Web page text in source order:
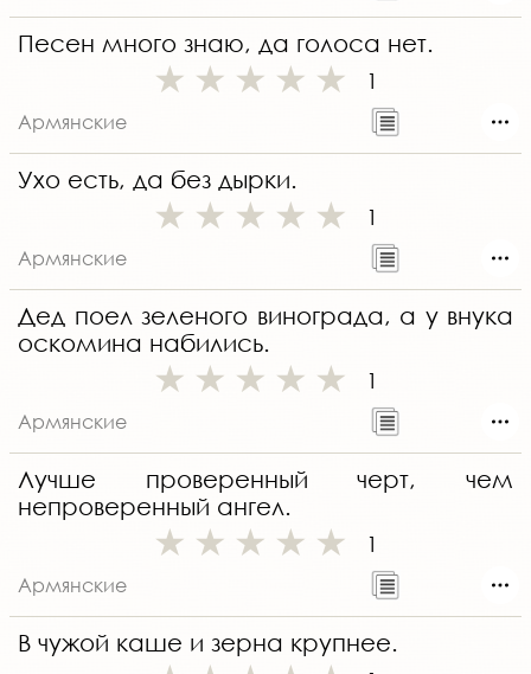
Песен много знаю, да голоса нет.
1
Армянские
Ухо есть, да без дырки.
1
Армянские
Дед поел зеленого винограда, а у внука
оскомина набились.
1
Армянские
Лучше проверенный черт, чем
непроверенный ангел.
1
Армянские
В чужой каше и зерна крупнее.